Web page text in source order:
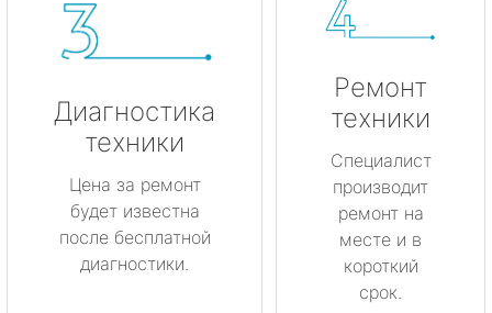
Диагностика
техники
Цена за ремонт
будет известна
после бесплатной
диагностики.
Ремонт
техники
Специалист
производит
ремонт на
месте и в
короткий
срок.